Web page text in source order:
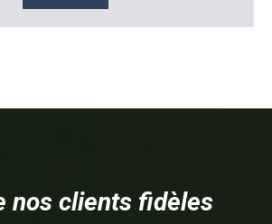
nos clients fidèles